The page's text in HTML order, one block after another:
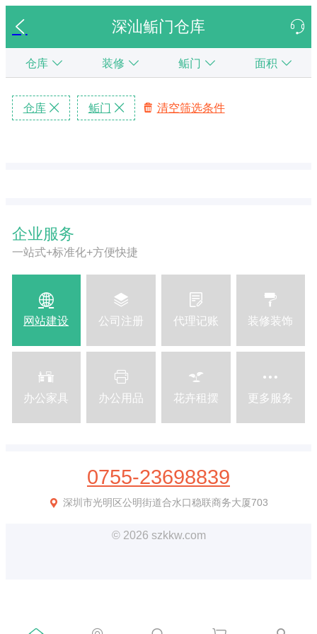
深汕鲘门仓库
仓库 装修 鲘门 面积
仓库 鲘门 清空筛选条件
企业服务
一站式+标准化+方便快捷
网站建设 公司注册 代理记账 装修装饰
办公家具 办公用品 花卉租摆 更多服务
0755-23698839
深圳市光明区公明街道合水口稳联商务大厦703
© 2026 szkkw.com